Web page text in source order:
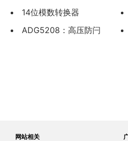
AD7170
14位模数转换器
AD6645
ADG5208：高压防闩
网站相关